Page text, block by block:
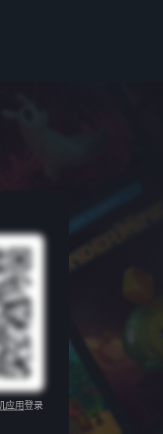
应用登录